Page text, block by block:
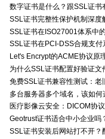
数字证书是什么？跟SSL证书
SSL证书完整性保护机制深度
SSL证书在ISO27001体系中
SSL证书在PCI-DSS合规支付
Let's Encrypt的ACME协议原
为什么SSL证书配置好验证文
免费SSL证书兼容性测试：
多台服务器多个域名，该如何
医疗影像云安全：DICOM协
Geotrust证书适合中小企业吗
SSL证书安装后网站打不开？